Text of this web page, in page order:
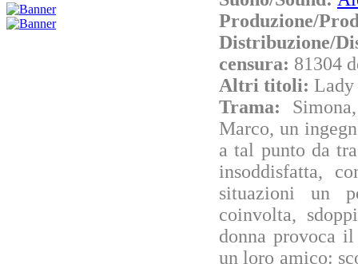
Produzione/
Distribuzione/
censura: 81304
Altri titoli:
Trama:
Marco, un
a tal punto da
insoddisfatta,
situazioni un
coinvolta,
donna provoca
un loro amico: